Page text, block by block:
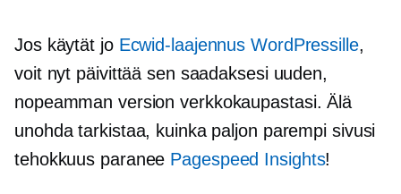
Jos käytät jo Ecwid-laajennus WordPressille,
voit nyt päivittää sen saadaksesi uuden,
nopeamman version verkkokaupastasi. Älä
unohda tarkistaa, kuinka paljon parempi sivusi
tehokkuus paranee Pagespeed Insights!